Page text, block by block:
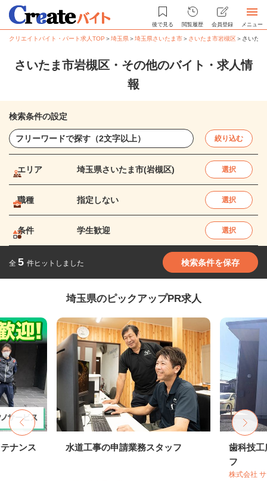
後で見る 閲覧履歴 会員登録 メニュー
クリエイトバイト・パート求人TOP ＞埼玉県＞埼玉県さいたま市＞ さいたま市岩槻区＞ さいた
さいたま市岩槻区・その他のバイト・求人情
報
検索条件の設定
絞り込む
エリア 埼玉県さいたま市(岩槻区) 選択
職種 指定しない 選択
条件 学生歓迎 選択
全 5 件ヒットしました 検索条件を保存
埼玉県のピックアップPR求人
ナンス 水道工事の申請業務スタッフ
歯科技工
フ
株式会社